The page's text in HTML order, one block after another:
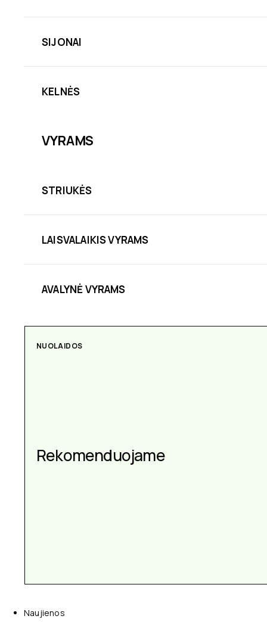
SIJONAI
KELNĖS
VYRAMS
STRIUKĖS
LAISVALAIKIS VYRAMS
AVALYNĖ VYRAMS
NUOLAIDOS
Rekomenduojame
AKSESUARAI
Aksesuarai kiekvienai
progai
Naujienos